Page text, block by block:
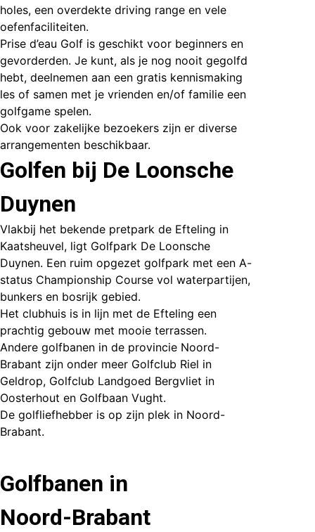
holes, een overdekte driving range en vele
oefenfaciliteiten.
Prise d’eau Golf is geschikt voor beginners en
gevorderden. Je kunt, als je nog nooit gegolfd
hebt, deelnemen aan een gratis kennismaking
les of samen met je vrienden en/of familie een
golfgame spelen.
Ook voor zakelijke bezoekers zijn er diverse
arrangementen beschikbaar.
Golfen bij De Loonsche
Duynen
Vlakbij het bekende pretpark de Efteling in
Kaatsheuvel, ligt Golfpark De Loonsche
Duynen. Een ruim opgezet golfpark met een A-
status Championship Course vol waterpartijen,
bunkers en bosrijk gebied.
Het clubhuis is in lijn met de Efteling een
prachtig gebouw met mooie terrassen.
Andere golfbanen in de provincie Noord-
Brabant zijn onder meer Golfclub Riel in
Geldrop, Golfclub Landgoed Bergvliet in
Oosterhout en Golfbaan Vught.
De golfliefhebber is op zijn plek in Noord-
Brabant.
Golfbanen in
Noord-Brabant